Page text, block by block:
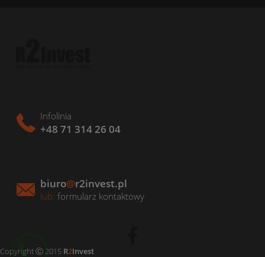
Infolinia
+48 71 314 26 04
biuro@r2invest.pl
lub: formularz kontaktowy
Copyright Ⓒ 2015 R2Invest